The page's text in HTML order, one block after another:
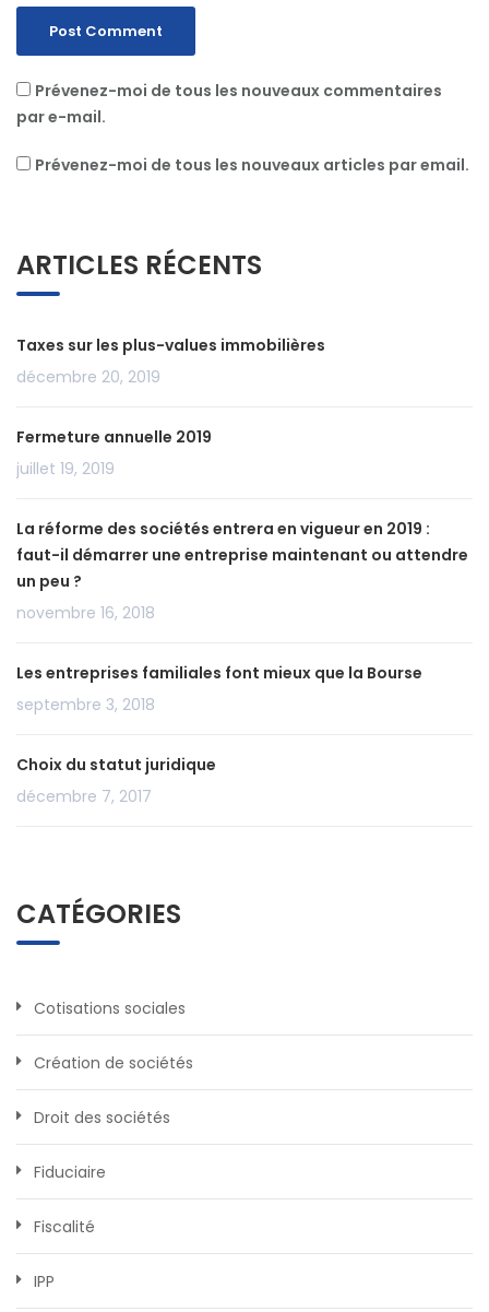
Prévenez-moi de tous les nouveaux commentaires
par e-mail.
Prévenez-moi de tous les nouveaux articles par email.
ARTICLES RÉCENTS
Taxes sur les plus-values immobilières
décembre 20, 2019
Fermeture annuelle 2019
juillet 19, 2019
La réforme des sociétés entrera en vigueur en 2019 :
faut-il démarrer une entreprise maintenant ou attendre
un peu ?
novembre 16, 2018
Les entreprises familiales font mieux que la Bourse
septembre 3, 2018
Choix du statut juridique
décembre 7, 2017
CATÉGORIES
Cotisations sociales
Création de sociétés
Droit des sociétés
Fiduciaire
Fiscalité
IPP